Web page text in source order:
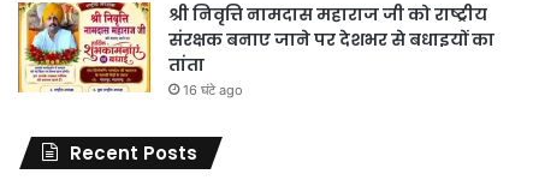
श्री निवृत्ति नामदास महाराज जी को राष्ट्रीय
संरक्षक बनाए जाने पर देशभर से बधाइयों का
तांता
16 घंटे ago
Recent Posts